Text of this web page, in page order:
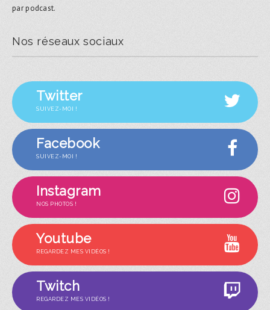
par podcast.
Nos réseaux sociaux
Twitter
SUIVEZ-MOI !
Facebook
SUIVEZ-MOI !
Instagram
NOS PHOTOS !
Youtube
REGARDEZ MES VIDÉOS !
Twitch
REGARDEZ MES VIDÉOS !